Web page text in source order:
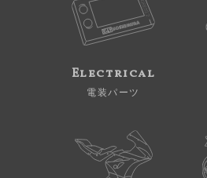
Electrical
電装パーツ